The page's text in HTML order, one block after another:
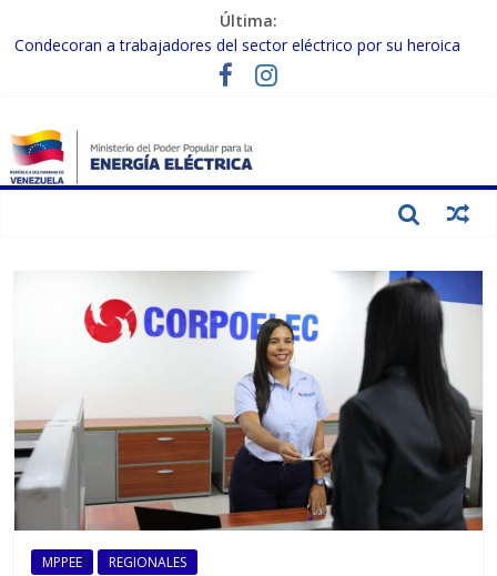
Última:
Condecoran a trabajadores del sector eléctrico por su heroica
labor tras el doble sismo del 24-J
Gobierno Nacional coordina acciones con el sector privado para
Inspeccionan trabajos de rehabilitación en instalaciones del SEN
en Carabobo
Gobierno Nacional activa plan preventivo para fortalecer el SEN
MPPEE REGIONALES